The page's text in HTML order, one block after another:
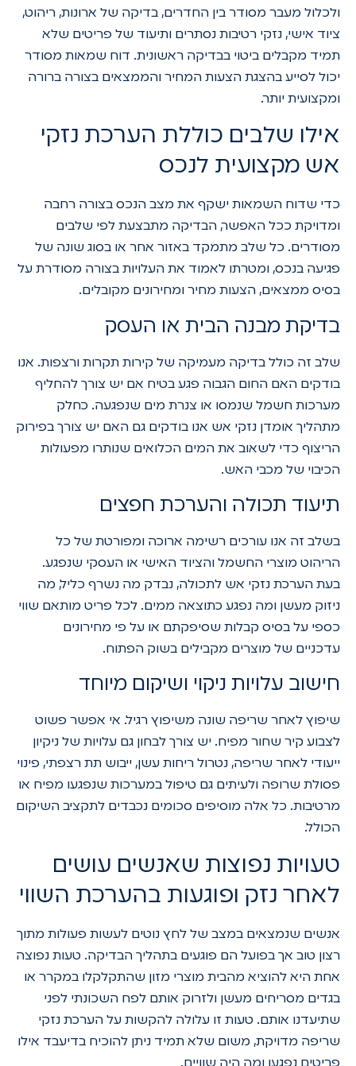
ולכלול מעבר מסודר בין החדרים, בדיקה של ארונות, ריהוט,
ציוד אישי, נזקי רטיבות נסתרים ותיעוד של פריטים שלא
תמיד מקבלים ביטוי בבדיקה ראשונית. דוח שמאות מסודר
יכול לסייע בהצגת הצעות המחיר והממצאים בצורה ברורה
ומקצועית יותר.
אילו שלבים כוללת הערכת נזקי
אש מקצועית לנכס
כדי שדוח השמאות ישקף את מצב הנכס בצורה רחבה
ומדויקת ככל האפשר, הבדיקה מתבצעת לפי שלבים
מסודרים. כל שלב מתמקד באזור אחר או בסוג שונה של
פגיעה בנכס, ומטרתו לאמוד את העלויות בצורה מסודרת על
בסיס ממצאים, הצעות מחיר ומחירונים מקובלים.
בדיקת מבנה הבית או העסק
שלב זה כולל בדיקה מעמיקה של קירות תקרות ורצפות. אנו
בודקים האם החום הגבוה פגע בטיח אם יש צורך להחליף
מערכות חשמל שנמסו או צנרת מים שנפגעה. כחלק
מתהליך אומדן נזקי אש אנו בודקים גם האם יש צורך בפירוק
הריצוף כדי לשאוב את המים הכלואים שנותרו מפעולות
הכיבוי של מכבי האש.
תיעוד תכולה והערכת חפצים
בשלב זה אנו עורכים רשימה ארוכה ומפורטת של כל
הריהוט מוצרי החשמל והציוד האישי או העסקי שנפגע.
בעת הערכת נזקי אש לתכולה, נבדק מה נשרף כליל, מה
ניזוק מעשן ומה נפגע כתוצאה ממים. לכל פריט מותאם שווי
כספי על בסיס קבלות שסיפקתם או על פי מחירונים
עדכניים של מוצרים מקבילים בשוק הפתוח.
חישוב עלויות ניקוי ושיקום מיוחד
שיפוץ לאחר שריפה שונה משיפוץ רגיל. אי אפשר פשוט
לצבוע קיר שחור מפיח. יש צורך לבחון גם עלויות של ניקיון
ייעודי לאחר שריפה, נטרול ריחות עשן, ייבוש תת רצפתי, פינוי
פסולת שרופה ולעיתים גם טיפול במערכות שנפגעו מפיח או
מרטיבות. כל אלה מוסיפים סכומים נכבדים לתקציב השיקום
הכולל.
טעויות נפוצות שאנשים עושים
לאחר נזק ופוגעות בהערכת השווי
אנשים שנמצאים במצב של לחץ נוטים לעשות פעולות מתוך
רצון טוב אך בפועל הם פוגעים בתהליך הבדיקה. טעות נפוצה
אחת היא להוציא מהבית מוצרי מזון שהתקלקלו במקרר או
בגדים מסריחים מעשן ולזרוק אותם לפח השכונתי לפני
שתיעדנו אותם. טעות זו עלולה להקשות על הערכת נזקי
שריפה מדויקת, משום שלא תמיד ניתן להוכיח בדיעבד אילו